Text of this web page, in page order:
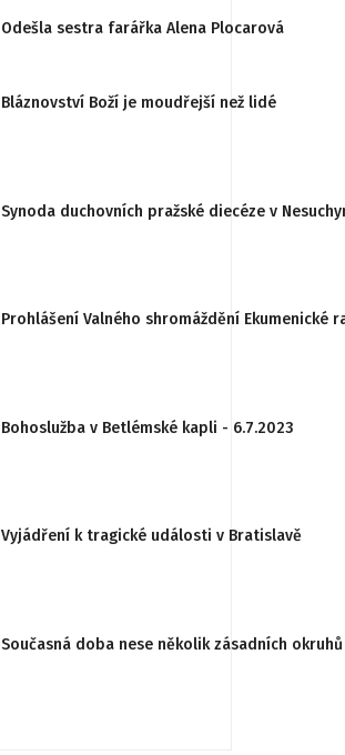
Odešla sestra farářka Alena Plocarová
Bláznovství Boží je moudřejší než lidé
Synoda duchovních pražské diecéze v
Prohlášení Valného shromáždění
Bohoslužba v Betlémské kapli - 6.7.2023
Vyjádření k tragické události v Bratislavě
Současná doba nese několik zásadních